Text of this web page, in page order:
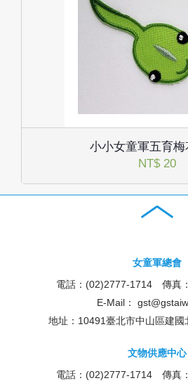
小小女童軍五育梅
NT$ 20
女童軍總會
電話：(02)2777-1714 傳真
E-Mail：
地址：10491臺北市中山區建
文物供應中心
電話：(02)2777-1714 傳真